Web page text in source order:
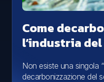
Smaltimento rifiuti
Come
l’industria
Non esiste una singola
decarbonizzazione del